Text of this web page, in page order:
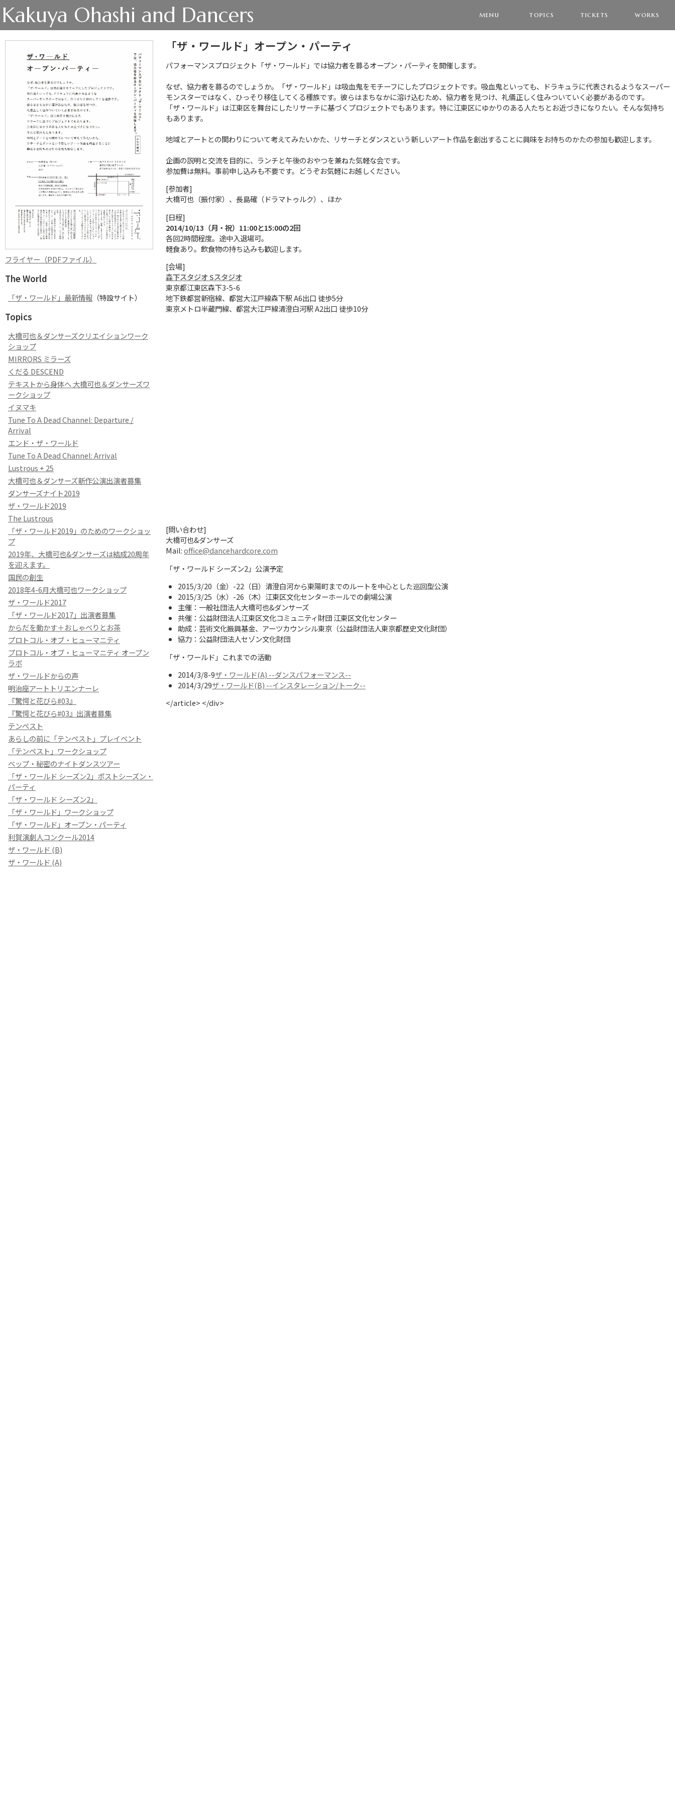
Kakuya Ohashi and Dancers menu topics tickets works
フライヤー（PDFファイル）
The World
「ザ・ワールド」最新情報 （特設サイト）
Topics
大橋可也＆ダンサーズクリエイションワーク
ショップ
MIRRORS ミラーズ
くだる DESCEND
テキストから身体へ 大橋可也＆ダンサーズワ
ークショップ
イヌマキ
Tune To A Dead Channel: Departure /
Arrival
エンド・ザ・ワールド
Tune To A Dead Channel: Arrival
Lustrous + 25
大橋可也＆ダンサーズ新作公演出演者募集
ダンサーズナイト2019
ザ・ワールド2019
The Lustrous
「ザ・ワールド2019」のためのワークショッ
プ
2019年、大橋可也&ダンサーズは結成20周年
を迎えます。
国民の創生
2018年4-6月大橋可也ワークショップ
ザ・ワールド2017
「ザ・ワールド2017」出演者募集
からだを動かす＋おしゃべりとお茶
プロトコル・オブ・ヒューマニティ
プロトコル・オブ・ヒューマニティ オープン
ラボ
ザ・ワールドからの声
明治座アートトリエンナーレ
『驚愕と花びら#03』
『驚愕と花びら#03』出演者募集
テンペスト
あらしの前に「テンペスト」プレイベント
「テンペスト」ワークショップ
ベップ・秘密のナイトダンスツアー
「ザ・ワールド シーズン2」ポストシーズン・
パーティ
「ザ・ワールド シーズン2」
「ザ・ワールド」ワークショップ
「ザ・ワールド」オープン・パーティ
利賀演劇人コンクール2014
ザ・ワールド (B)
ザ・ワールド (A)
「ザ・ワールド」オープン・パーティ
パフォーマンスプロジェクト「ザ・ワールド」では協力者を募るオープン・パーティを開催します。
なぜ、協力者を募るのでしょうか。「ザ・ワールド」は吸血鬼をモチーフにしたプロジェクトです。吸血鬼といっても、ドラキュラに代表されるようなスーパー
モンスターではなく、ひっそり移住してくる種族です。彼らはまちなかに溶け込むため、協力者を見つけ、礼儀正しく住みついていく必要があるのです。
「ザ・ワールド」は江東区を舞台にしたリサーチに基づくプロジェクトでもあります。特に江東区にゆかりのある人たちとお近づきになりたい。そんな気持ち
もあります。
地域とアートとの関わりについて考えてみたいかた、リサーチとダンスという新しいアート作品を創出することに興味をお持ちのかたの参加も歓迎します。
企画の説明と交流を目的に、ランチと午後のおやつを兼ねた気軽な会です。
参加費は無料。事前申し込みも不要です。どうぞお気軽にお越しください。
[参加者]
大橋可也（振付家）、長島確（ドラマトゥルク）、ほか
[日程]
2014/10/13（月・祝）11:00と15:00の2回
各回2時間程度。途中入退場可。
軽食あり。飲食物の持ち込みも歓迎します。
[会場]
森下スタジオ Sスタジオ
東京都江東区森下3-5-6
地下鉄都営新宿線、都営大江戸線森下駅 A6出口 徒歩5分
東京メトロ半蔵門線、都営大江戸線清澄白河駅 A2出口 徒歩10分
[問い合わせ]
大橋可也&ダンサーズ
Mail:office@dancehardcore.com
「ザ・ワールド シーズン2」公演予定
2015/3/20（金）-22（日）清澄白河から東陽町までのルートを中心とした巡回型公演
2015/3/25（水）-26（木）江東区文化センターホールでの劇場公演
主催：一般社団法人大橋可也&ダンサーズ
共催：公益財団法人江東区文化コミュニティ財団 江東区文化センター
助成：芸術文化振興基金、アーツカウンシル東京（公益財団法人東京都歴史文化財団）
協力：公益財団法人セゾン文化財団
「ザ・ワールド」これまでの活動
2014/3/8-9ザ・ワールド(A) --ダンスパフォーマンス--
2014/3/29ザ・ワールド(B) --インスタレーション/トーク--
</article> </div>